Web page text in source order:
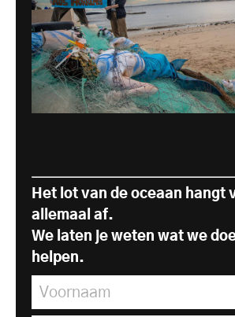
Het lot van de oceaan hangt
allemaal af.
We laten je weten wat we
helpen.
Voornaam